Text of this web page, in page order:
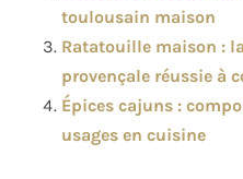
toulousain maison
Ratatouille maison :
provençale réussie à
Épices cajuns :
usages en cuisine